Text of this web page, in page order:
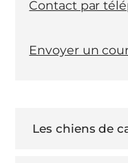
Contact par
Envoyer un
Les chiens de